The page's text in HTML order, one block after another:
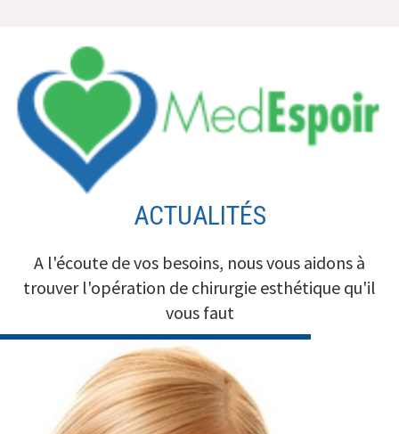
contenu
ACTUALITÉS
A l'écoute de vos besoins, nous vous aidons à
trouver l'opération de chirurgie esthétique qu'il
vous faut